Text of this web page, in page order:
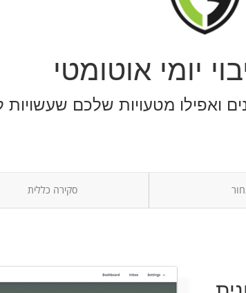
ואפילו מטעויות שלכם שעשויות
סקירה כללית